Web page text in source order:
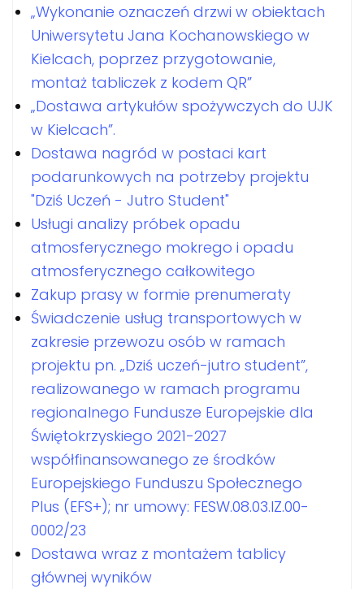
„Wykonanie oznaczeń drzwi w obiektach
Uniwersytetu Jana Kochanowskiego w
Kielcach, poprzez przygotowanie,
montaż tabliczek z kodem QR”
„Dostawa artykułów spożywczych do UJK
w Kielcach”.
Dostawa nagród w postaci kart
podarunkowych na potrzeby projektu
"Dziś Uczeń - Jutro Student"
Usługi analizy próbek opadu
atmosferycznego mokrego i opadu
atmosferycznego całkowitego
Zakup prasy w formie prenumeraty
Świadczenie usług transportowych w
zakresie przewozu osób w ramach
projektu pn. „Dziś uczeń-jutro student”,
realizowanego w ramach programu
regionalnego Fundusze Europejskie dla
Świętokrzyskiego 2021-2027
współfinansowanego ze środków
Europejskiego Funduszu Społecznego
Plus (EFS+); nr umowy: FESW.08.03.IZ.00-
0002/23
Dostawa wraz z montażem tablicy
głównej wyników